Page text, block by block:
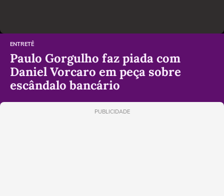
ENTRETÊ
Paulo Gorgulho faz piada com
Daniel Vorcaro em peça sobre
escândalo bancário
PUBLICIDADE